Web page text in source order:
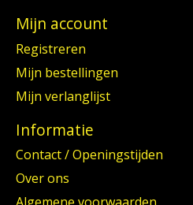
Mijn account
Registreren
Mijn bestellingen
Mijn verlanglijst
Informatie
Contact / Openingstijden
Over ons